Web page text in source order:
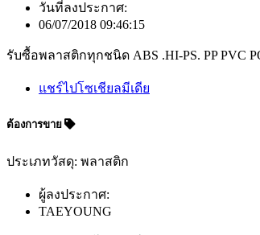
วันที่ลงประกาศ:
06/07/2018 09:46:15
รับซื้อพลาสติกทุกชนิด ABS .HI-PS. PP PVC
แชร์ไปโซเชียลมีเดีย
ต้องการขาย
ประเภทวัสดุ: พลาสติก
ผู้ลงประกาศ:
TAEYOUNG